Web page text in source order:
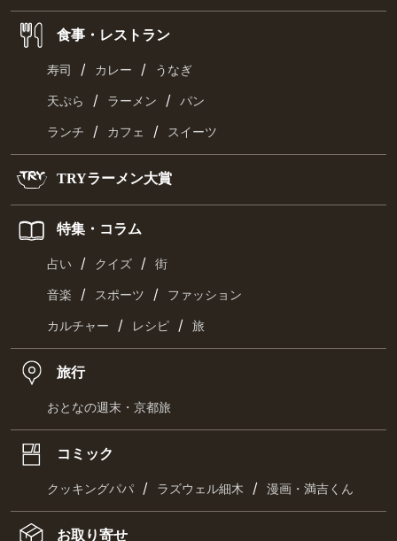
食事・レストラン
寿司 / カレー / うなぎ
天ぷら / ラーメン / パン
ランチ / カフェ / スイーツ
TRYラーメン大賞
特集・コラム
占い / クイズ / 街
音楽 / スポーツ / ファッション
カルチャー / レシピ / 旅
旅行
おとなの週末・京都旅
コミック
クッキングパパ / ラズウェル細木 / 漫画・満吉くん
お取り寄せ